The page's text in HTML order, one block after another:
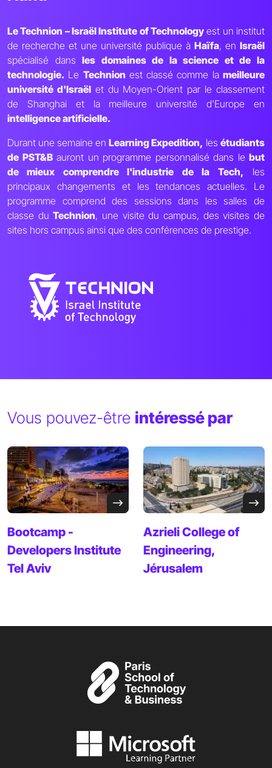
Le Technion – Israël Institute of Technology est un institut
de recherche et une université publique à Haïfa, en Israël
spécialisé dansles domaines de la science et de la
technologie. Le Technion est classé comme lameilleure
université d'Israëlet du Moyen-Orient par le classement
de Shanghai et la meilleure université d'Europe en
intelligence artificielle.
Durant une semaine en Learning Expedition, les étudiants
de PST&Bauront un programme personnalisé dans le but
de mieux comprendre l'industrie de la Tech, les
principaux changements et les tendances actuelles. Le
programme comprend des sessions dans les salles de
classe duTechnion, une visite du campus, des visites de
sites hors campus ainsi que des conférences de prestige.
Vous pouvez-être intéressé par
Bootcamp -
Developers Institute
Tel Aviv
Azrieli College of
Engineering,
Jérusalem